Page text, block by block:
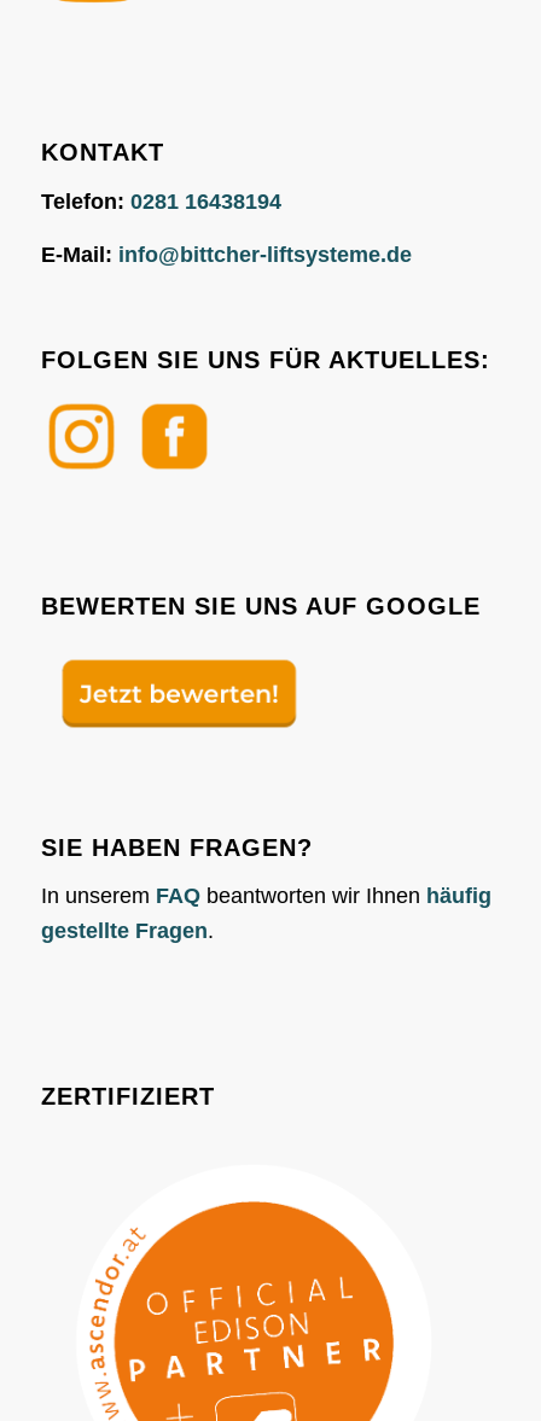
KONTAKT
Telefon: 0281 16438194
E-Mail: info@bittcher-liftsysteme.de
FOLGEN SIE UNS FÜR AKTUELLES:
BEWERTEN SIE UNS AUF GOOGLE
SIE HABEN FRAGEN?
In unserem FAQbeantworten wir Ihnen häufig
gestellte Fragen.
ZERTIFIZIERT